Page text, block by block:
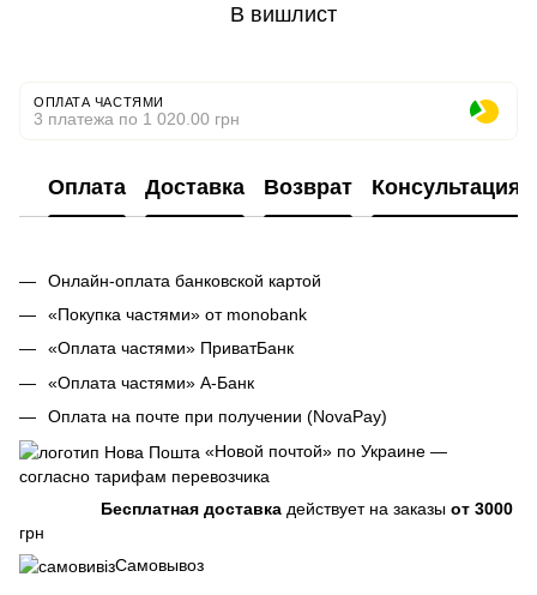
В вишлист
ОПЛАТА ЧАСТЯМИ
3 платежа по 1 020.00 грн
Оплата Доставка Возврат Консультация
Онлайн-оплата банковской картой
«Покупка частями» от monobank
«Оплата частями» ПриватБанк
«Оплата частями» А-Банк
Оплата на почте при получении (NovaPay)
«Новой почтой» по Украине —
согласно тарифам перевозчика
Бесплатная доставка действует на заказы от 3000
грн
Самовывоз